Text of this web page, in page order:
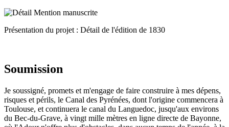
Présentation du projet : Détail de l'édition de 1830
Soumission
Je soussigné, promets et m'engage de faire construire à mes dépens,
risques et périls, le Canal des Pyrénées, dont l'origine commencera à
Toulouse, et continuera le canal du Languedoc, jusqu'aux environs
du Bec-du-Grave, à vingt mille mètres en ligne directe de Bayonne,